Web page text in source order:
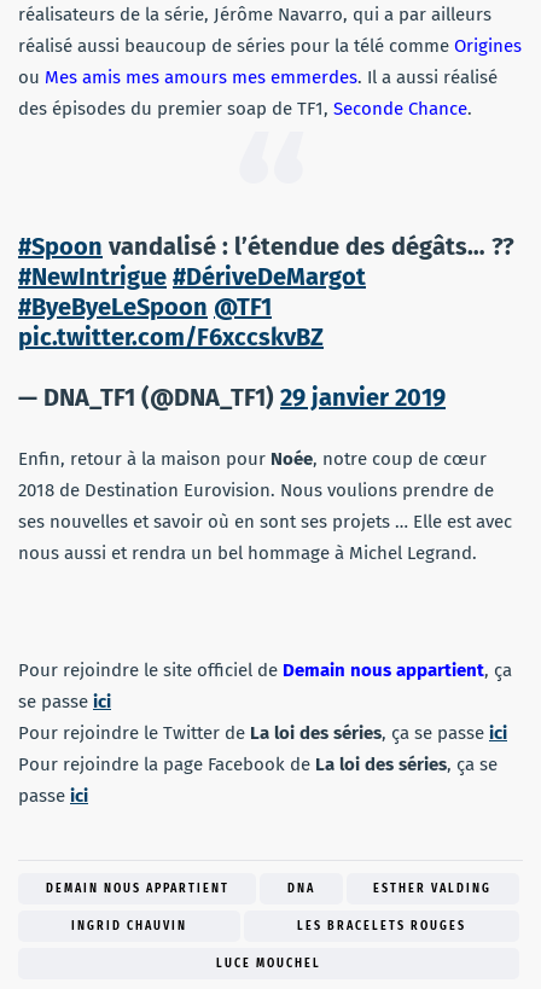
réalisateurs de la série, Jérôme Navarro, qui a par ailleurs
réalisé aussi beaucoup de séries pour la télé comme Origines
ou Mes amis mes amours mes emmerdes. Il a aussi réalisé
des épisodes du premier soap de TF1, Seconde Chance.
#Spoon vandalisé : l’étendue des dégâts… ??
#NewIntrigue #DériveDeMargot
#ByeByeLeSpoon @TF1
pic.twitter.com/F6xccskvBZ
— DNA_TF1 (@DNA_TF1) 29 janvier 2019
Enfin, retour à la maison pour Noée, notre coup de cœur
2018 de Destination Eurovision. Nous voulions prendre de
ses nouvelles et savoir où en sont ses projets … Elle est avec
nous aussi et rendra un bel hommage à Michel Legrand.
Pour rejoindre le site officiel de Demain nous appartient, ça
se passe ici
Pour rejoindre le Twitter de La loi des séries, ça se passe ici
Pour rejoindre la page Facebook de La loi des séries, ça se
passe ici
DEMAIN NOUS APPARTIENT DNA ESTHER VALDING
INGRID CHAUVIN LES BRACELETS ROUGES
LUCE MOUCHEL